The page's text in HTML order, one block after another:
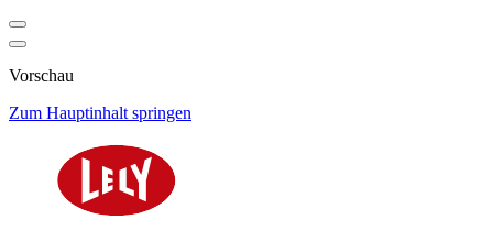
Vorschau
Zum Hauptinhalt springen